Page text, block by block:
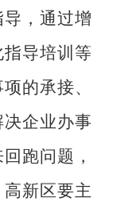
，通过增
导培训等
的承接、
企业办事
跑问题，
高新区要主